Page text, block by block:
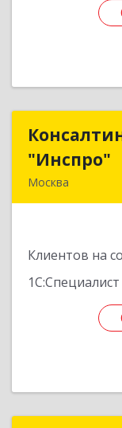
"Инспро"
Москва
Клиентов на
1С:Специалист